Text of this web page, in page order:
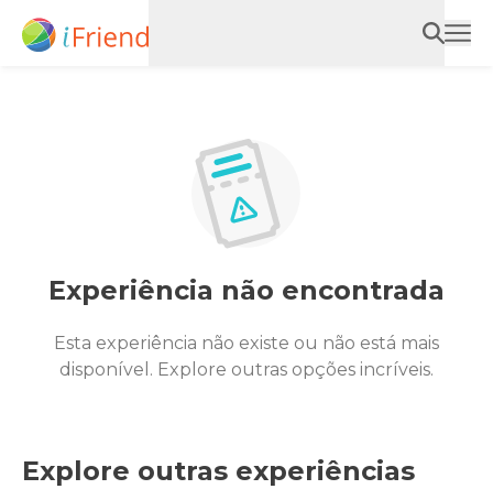
Experiência não encontrada
Esta experiência não existe ou não está mais
disponível. Explore outras opções incríveis.
Explore outras experiências